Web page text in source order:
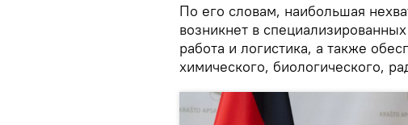
По его словам, наибольшая
возникнет в
работа и логистика, а также
химического, биологического,